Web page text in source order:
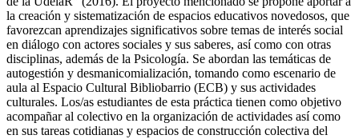
la creación y sistematización de espacios educativos novedosos, que
favorezcan aprendizajes significativos sobre temas de interés social
en diálogo con actores sociales y sus saberes, así como con otras
disciplinas, además de la Psicología. Se abordan las temáticas de
autogestión y desmanicomialización, tomando como escenario de
aula al Espacio Cultural Bibliobarrio (ECB) y sus actividades
culturales. Los/as estudiantes de esta práctica tienen como objetivo
acompañar al colectivo en la organización de actividades así como
en sus tareas cotidianas y espacios de construcción colectiva del